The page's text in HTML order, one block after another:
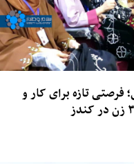
تازه برای کار و